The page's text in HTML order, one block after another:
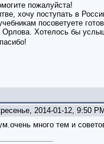
пожалуйста!
хочу поступать в
посоветуете
Орлова. Хотелось бы
2014-01-12, 9:50
много тем и